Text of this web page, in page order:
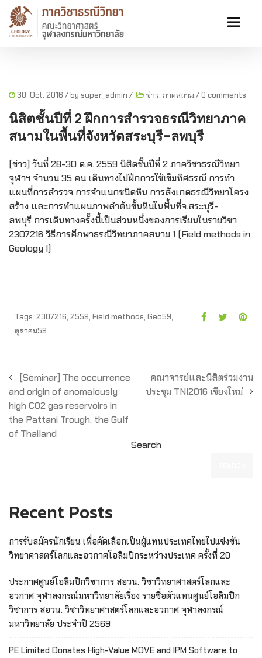
30. Oct. 2016 / by super_admin / ข่าว, ภาคสนาม /0 comments
นิสิตชั้นปีที่ 2 ฝึกการสำรวจธรณีวิทยาภาค
สนามในพื้นที่จังหวัดสระบุรี-ลพบุรี
[ข่าว] วันที่ 28-30 ต.ค. 2559 นิสิตชั้นปีที่ 2 ภาควิชาธรณีวิทยา
จุฬาฯ จำนวน 35 คน เดินทางไปฝึกการใช้เข็มทิศธรณี การทำ
แผนที่การสำรวจ การจำแนกชนิดหิน การสังเกตธรณีวิทยาโครง
สร้าง และการทำแผนภาพลำดับชั้นหินในพื้นที่จ.สระบุรี-
ลพบุรี การเดินทางครั้งนี้เป็นส่วนหนึ่งของการเรียนในรายวิชา
2307216 วิธีการศึกษาธรณีวิทยาภาคสนาม 1 (Field methods in
Geology I)
Tags: 2307216, 2559, Field methods, Geo59,
ตุลาคม59
[Seminar] The occurrence
and origin of anomalously
high CO2 gas reservoirs in
the Pattani Trough, the Gulf
of Thailand
คณาจารย์และนิสิตร่วมงาน
ประชุม TNI2016 เชียงใหม่
Search
Recent Posts
การรับสมัครนักเรียน เพื่อคัดเลือกเป็นผู้แทนประเทศไทยไปแข่งขัน
วิทยาศาสตร์โลกและอวกาศโอลิมปิกระหว่างประเทศ ครั้งที่ 20
ประกาศศูนย์โอลิมปิกวิชาการ สอวน. วิชาวิทยาศาสตร์โลกและ
อวกาศ จุฬาลงกรณ์มหาวิทยาลัยเรื่อง รายชื่อตัวแทนศูนย์โอลิมปิก
วิชาการ สอวน. วิชาวิทยาศาสตร์โลกและอวกาศ จุฬาลงกรณ์
มหาวิทยาลัย ประจำปี 2569
PE Limited Donates High-Value MOVE and IPM Software to